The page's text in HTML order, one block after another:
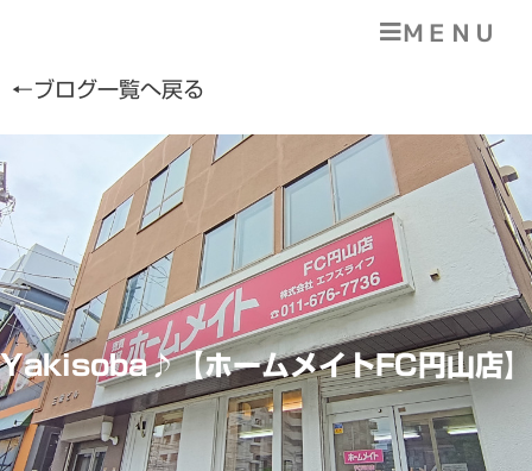
ＭＥＮＵ
←ブログ一覧へ戻る
Yakisoba♪【ホームメイトFC円山店】